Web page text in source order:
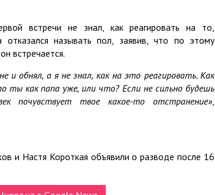
встречи не знал, как реагировать на то,
называть пол, заявив, что по этому
встречается.
и обнял, а я не знал, как на это реагировать. Как
ты как папа уже, или что? Если не сильно будешь
почувствует твое какое-то отстранение»,
и Настя Короткая объявили о разводе после 16